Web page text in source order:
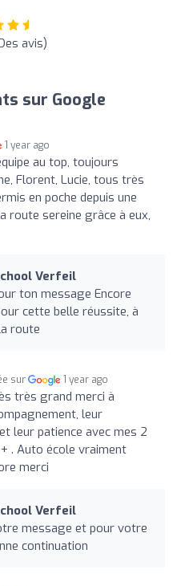
avis)
sur Google
1 year ago
au top, toujours
Florent, Lucie, tous très
en poche depuis une
route sereine grâce à eux,
Verfeil
ton message Encore
cette belle réussite, à
route
sur 1 year ago
très grand merci à
leur
leur patience avec mes 2
. Auto école vraiment
merci
Verfeil
message et pour votre
continuation